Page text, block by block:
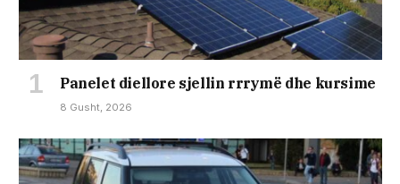
Panelet diellore sjellin rrrymë dhe kursime
8 Gusht, 2026